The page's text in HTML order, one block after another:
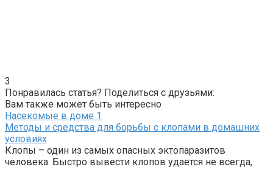
3
Понравилась статья? Поделиться с друзьями:
Вам также может быть интересно
Насекомые в доме 1
Методы и средства для борьбы с клопами в домашних
условиях
Клопы – один из самых опасных эктопаразитов
человека. Быстро вывести клопов удается не всегда,